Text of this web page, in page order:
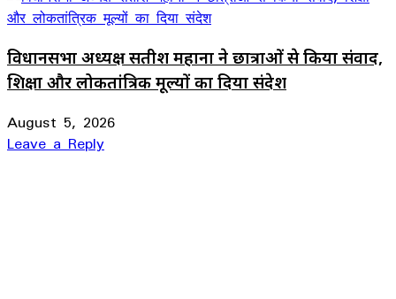
विधानसभा अध्यक्ष सतीश महाना ने छात्राओं से किया संवाद,
शिक्षा और लोकतांत्रिक मूल्यों का दिया संदेश
August 5, 2026
Leave a Reply